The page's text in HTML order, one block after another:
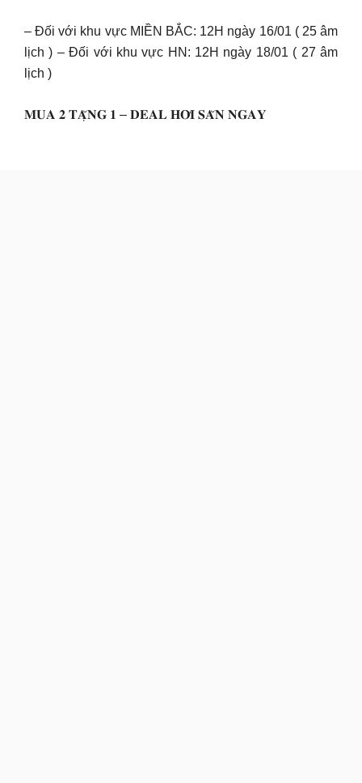
– Đối với khu vực MIỀN BẮC: 12H ngày 16/01 ( 25 âm
lịch ) – Đối với khu vực HN: 12H ngày 18/01 ( 27 âm
lịch )
𝐌𝐔𝐀 𝟐 𝐓𝐀̣̆𝐍𝐆 𝟏 – 𝐃𝐄𝐀𝐋 𝐇𝐎̛̀𝐈 𝐒𝐀̆𝐍 𝐍𝐆𝐀𝐘